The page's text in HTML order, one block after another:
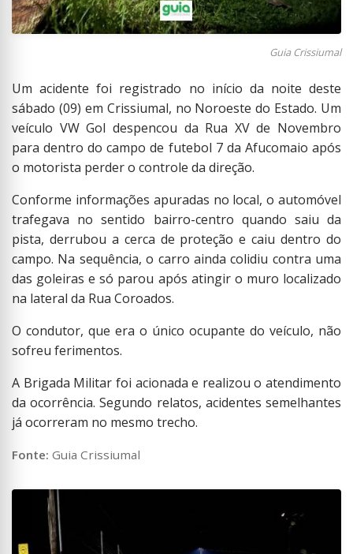
Guia Crissiumal
Um acidente foi registrado no início da noite deste
sábado (09) em Crissiumal, no Noroeste do Estado. Um
veículo VW Gol despencou da Rua XV de Novembro
para dentro do campo de futebol 7 da Afucomaio após
o motorista perder o controle da direção.
Conforme informações apuradas no local, o automóvel
trafegava no sentido bairro-centro quando saiu da
pista, derrubou a cerca de proteção e caiu dentro do
campo. Na sequência, o carro ainda colidiu contra uma
das goleiras e só parou após atingir o muro localizado
na lateral da Rua Coroados.
O condutor, que era o único ocupante do veículo, não
sofreu ferimentos.
A Brigada Militar foi acionada e realizou o atendimento
da ocorrência. Segundo relatos, acidentes semelhantes
já ocorreram no mesmo trecho.
Fonte: Guia Crissiumal